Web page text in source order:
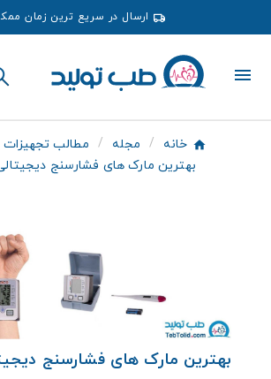
ارسال در سریع ترین زمان
خانه مجله
مطالب
بهترین مارک های فشارسنج
بهترین مارک های فشارسنج